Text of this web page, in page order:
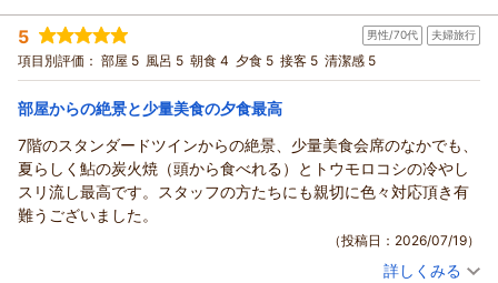
立ち、スムーズにお手続きいただけたとのこと、大変安堵いた
しました。
ご夕食のビュッフェでは、サザエや鮎の塩焼き、ステーキなど
をお楽しみいただき、大変光栄に存じます。
一方で、お部屋のコンセントの数につきましては、ご不便をお
すぐの改善は難しい部分ではございますが、今後の設備改修や
備品の充実を検討する際の貴重なご意見として参考にさせてい
ただきます。
「全体的に素晴らしかった」とのお言葉を励みに、これからも
より快適にお過ごしいただけるホテルを目指し、より一層の向
宿泊時期： 2026年05月宿泊 (夫婦旅行)
投稿者： みーちゃんさん
宿泊プラン： 【じゃらんスペシャルウィーク】【ビュッフェ】白浜の春を彩
るお料理と温泉、お得な館内利用券付
和洋室 朝・夕
宿泊価格帯： 16,001～17,000円(大人一人あたり/税込)
白浜古賀の井リゾート＆スパからの返信
みーちゃん様
このたびは、白浜古賀の井リゾート＆スパをご利用いただき、
誠にありがとうございます。
またご滞在のご感想をお寄せいただきましたこと、心より御礼
5 男性/70代 夫婦旅行
項目別評価： 部屋 5 風呂 5 朝食 4 夕食 5 接客 5 清潔感 5
部屋からの絶景と少量美食の夕食最高
7階のスタンダードツインからの絶景、少量美食会席のなかでも、
夏らしく鮎の炭火焼（頭から食べれる）とトウモロコシの冷やし
スリ流し最高です。スタッフの方たちにも親切に色々対応頂き有
難うございました。
（投稿日：2026/07/19）
詳しくみる